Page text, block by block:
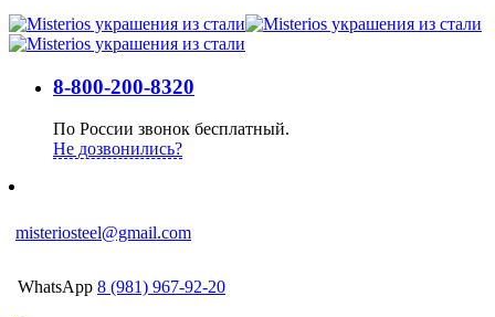
8-800-200-8320
По России звонок бесплатный.
Не дозвонились?
misteriosteel@gmail.com
WhatsApp 8 (981) 967-92-20